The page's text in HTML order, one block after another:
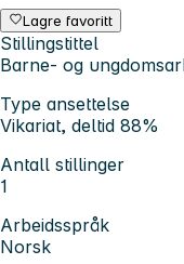
Lagre favoritt
Stillingstittel
Barne- og
Type ansettelse
Vikariat, deltid 88%
Antall stillinger
1
Arbeidsspråk
Norsk